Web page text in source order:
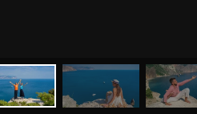
МЕНЮ О НАС МАГАЗИН